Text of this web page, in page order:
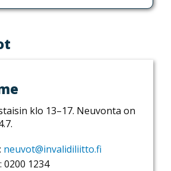
klo 13–17. Neuvonta on
neuvot@invalidiliitto.fi
0200 1234